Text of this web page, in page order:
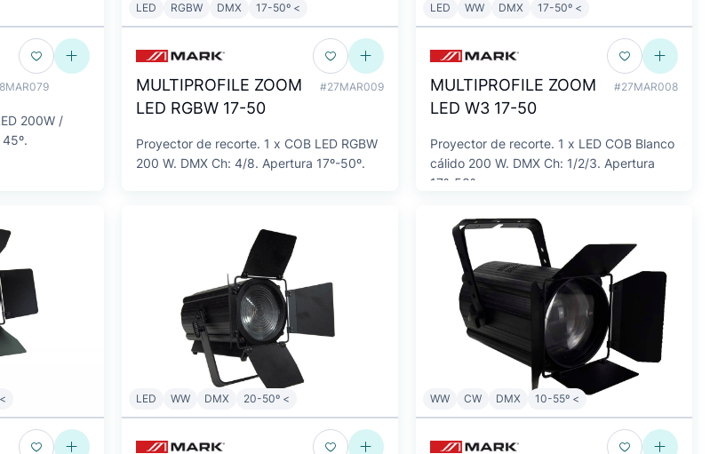
200W /
LED RGBW DMX 17-50º <
MULTIPROFILE ZOOM
LED RGBW 17-50
#27MAR009
Proyector de recorte. 1 x COB LED RGBW
200 W. DMX Ch: 4/8. Apertura 17º-50º.
LED WW DMX 17-50º <
MULTIPROFILE ZOOM
LED W3 17-50
#27MAR008
Proyector de recorte. 1 x LED COB Blanco
cálido 200 W. DMX Ch: 1/2/3. Apertura
17º-50º.
LED WW DMX 20-50º < WW CW DMX 10-55º <